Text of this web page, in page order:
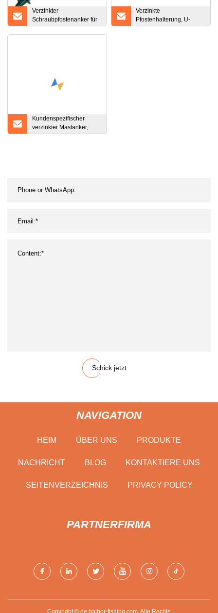
Verzinkter
Schraubpfostenanker für
den Fundamentbau
Verzinkte
Pfostenhalterung, U-
förmiger
Kundenspezifischer
verzinkter Mastanker,
Pfostenträger,
Schick jetzt
NAVIGATION
HEIM ÜBER UNS PRODUKTE
NACHRICHT BLOG KONTAKTIERE UNS
SEITENVERZEICHNIS PRIVACY POLICY
PARTNERFIRMA
Copyright © de.haibor-fishing.com, Alle Rechte